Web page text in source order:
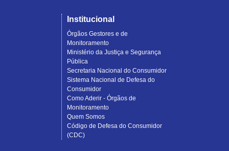
Institucional
Órgãos Gestores e de
Monitoramento
Ministério da Justiça e Segurança
Pública
Secretaria Nacional do Consumidor
Sistema Nacional de Defesa do
Consumidor
Como Aderir - Órgãos de
Monitoramento
Quem Somos
Código de Defesa do Consumidor
(CDC)